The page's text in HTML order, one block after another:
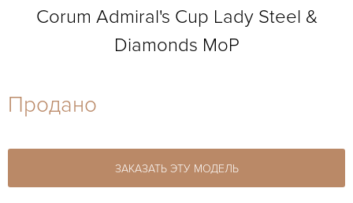
27-44
Corum Admiral's Cup Lady Steel &
Diamonds MoP
Продано
ЗАКАЗАТЬ ЭТУ МОДЕЛЬ